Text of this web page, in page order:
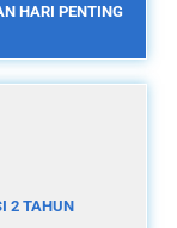
HARI PENTING
2 TAHUN